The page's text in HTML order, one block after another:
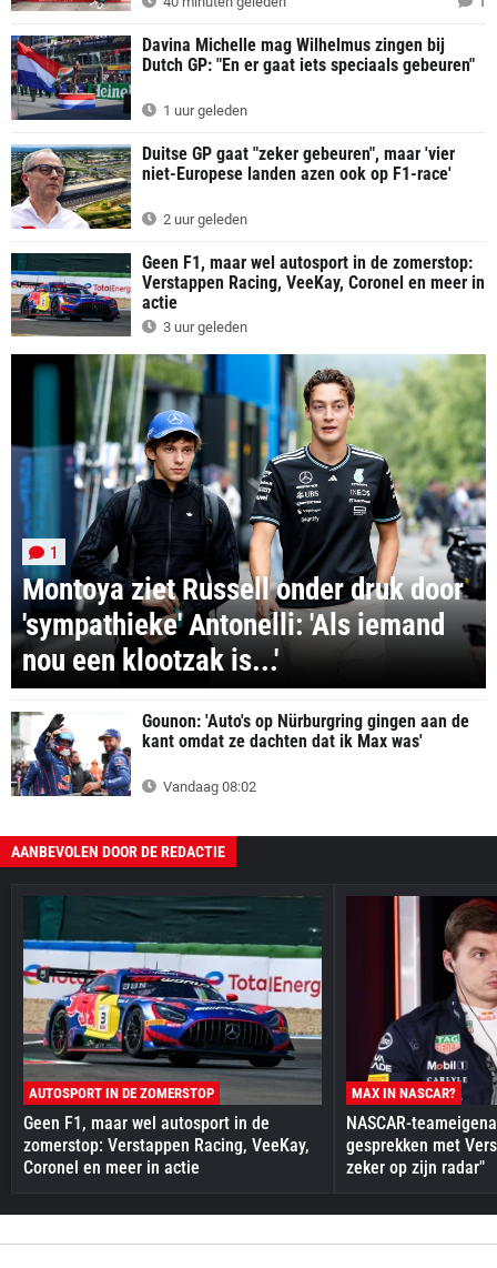
Davina Michelle mag Wilhelmus zingen bij
Dutch GP: "En er gaat iets speciaals gebeuren"
1 uur geleden
Duitse GP gaat "zeker gebeuren", maar 'vier
niet-Europese landen azen ook op F1-race'
2 uur geleden
Geen F1, maar wel autosport in de zomerstop:
Verstappen Racing, VeeKay, Coronel en meer in
actie
3 uur geleden
Montoya ziet Russell onder druk door
'sympathieke' Antonelli: 'Als iemand
nou een klootzak is...'
1
Gounon: 'Auto's op Nürburgring gingen aan de
kant omdat ze dachten dat ik Max was'
Vandaag 08:02
AANBEVOLEN DOOR DE REDACTIE
AUTOSPORT IN DE ZOMERSTOP
Geen F1, maar wel autosport in de
zomerstop: Verstappen Racing, VeeKay,
Coronel en meer in actie
MAX IN NASCAR?
NASCAR-
gesprekken met
zeker op zijn radar"